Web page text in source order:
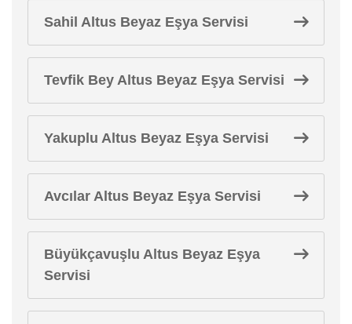
Sahil Altus Beyaz Eşya Servisi
Tevfik Bey Altus Beyaz Eşya Servisi
Yakuplu Altus Beyaz Eşya Servisi
Avcılar Altus Beyaz Eşya Servisi
Büyükçavuşlu Altus Beyaz Eşya
Servisi